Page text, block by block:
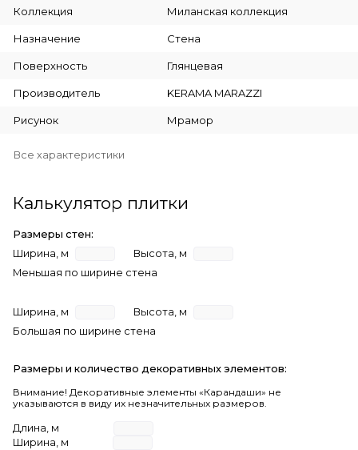
Коллекция Миланская коллекция
Назначение Стена
Поверхность Глянцевая
Производитель KERAMA MARAZZI
Рисунок Мрамор
Все характеристики
Калькулятор плитки
Размеры стен:
Ширина, м
Высота, м
Меньшая по ширине стена
Ширина, м
Высота, м
Большая по ширине стена
Размеры и количество декоративных элементов:
Внимание! Декоративные элементы «Карандаши» не
указываются в виду их незначительных размеров.
Длина, м
Ширина, м